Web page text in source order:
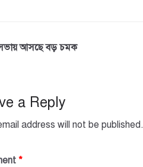
e
o
k
er s
p
আসছে বড় চমক
a Reply
address will not be published.
*